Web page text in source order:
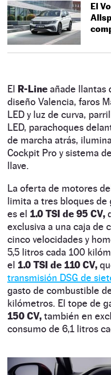
El
El R-Line añade llantas
diseño Valencia, faros
LED y luz de curva,
LED, parachoques
de marcha atrás,
Cockpit Pro y sistema
llave.
La oferta de motores
limita a tres bloques de
es el 1.0 TSI de 95 CV,
exclusiva a una caja de
cinco velocidades y
5,5 litros cada 100
el 1.0 TSI de 110 CV,
transmisión DSG de
gasto de combustible
kilómetros. El tope de
150 CV, también en
consumo de 6,1 litros